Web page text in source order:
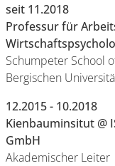
seit 11.2018
Professur für
Schumpeter School
Bergischen
12.2015 - 10.2018
Kienbauminsitut @
GmbH
Akademischer Leiter